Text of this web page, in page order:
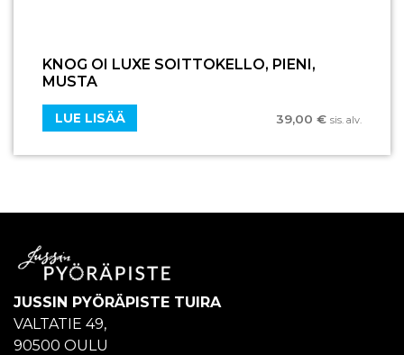
KNOG OI LUXE SOITTOKELLO, PIENI,
MUSTA
39,00 € sis. alv.
LUE LISÄÄ
JUSSIN PYÖRÄPISTE TUIRA
VALTATIE 49,
90500 OULU